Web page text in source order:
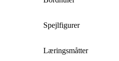
Spejlfigurer
Læringsmåtter